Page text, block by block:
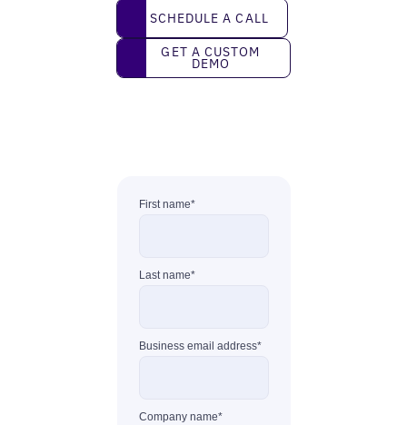
Schedule a call
SCHEDULE A CALL
Get a custom demo
GET A CUSTOM
DEMO